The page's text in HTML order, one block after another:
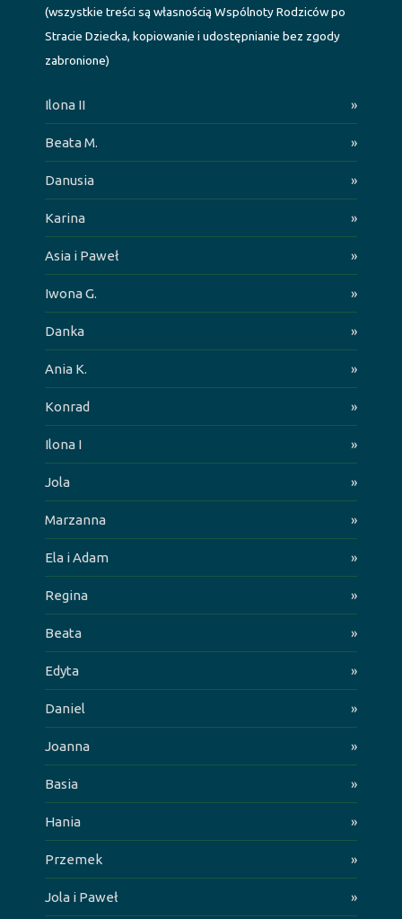
(wszystkie treści są własnością Wspólnoty Rodziców po
Stracie Dziecka, kopiowanie i udostępnianie bez zgody
zabronione)
Ilona II »
Beata M. »
Danusia »
Karina »
Asia i Paweł »
Iwona G. »
Danka »
Ania K. »
Konrad »
Ilona I »
Jola »
Marzanna »
Ela i Adam »
Regina »
Beata »
Edyta »
Daniel »
Joanna »
Basia »
Hania »
Przemek »
Jola i Paweł »